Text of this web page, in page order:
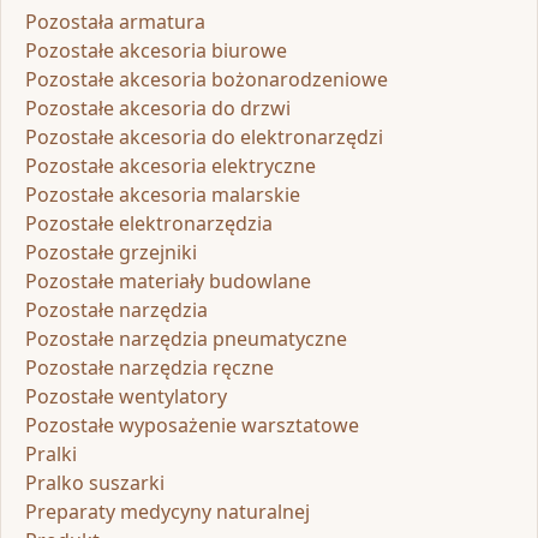
Pozostała armatura
Pozostałe akcesoria biurowe
Pozostałe akcesoria bożonarodzeniowe
Pozostałe akcesoria do drzwi
Pozostałe akcesoria do elektronarzędzi
Pozostałe akcesoria elektryczne
Pozostałe akcesoria malarskie
Pozostałe elektronarzędzia
Pozostałe grzejniki
Pozostałe materiały budowlane
Pozostałe narzędzia
Pozostałe narzędzia pneumatyczne
Pozostałe narzędzia ręczne
Pozostałe wentylatory
Pozostałe wyposażenie warsztatowe
Pralki
Pralko suszarki
Preparaty medycyny naturalnej